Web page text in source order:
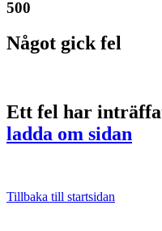
500
Något gick fel
Ett fel har
ladda om sidan
Tillbaka till startsidan